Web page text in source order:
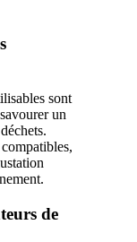
sont
un
de